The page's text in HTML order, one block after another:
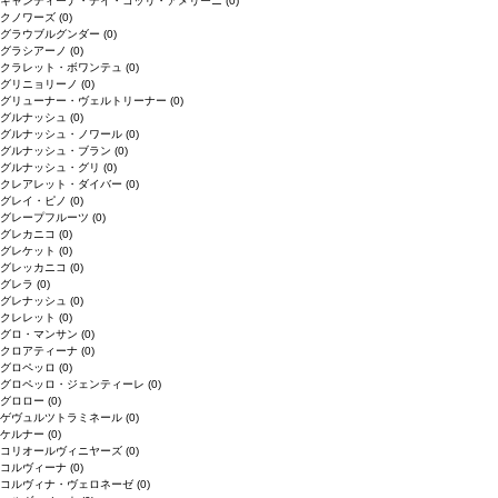
クノワーズ (0)
グラウブルグンダー (0)
グラシアーノ (0)
クラレット・ボワンテュ (0)
グリニョリーノ (0)
グリューナー・ヴェルトリーナー (0)
グルナッシュ (0)
グルナッシュ・ノワール (0)
グルナッシュ・ブラン (0)
グルナッシュ・グリ (0)
クレアレット・ダイバー (0)
グレイ・ピノ (0)
グレープフルーツ (0)
グレカニコ (0)
グレケット (0)
グレッカニコ (0)
グレラ (0)
グレナッシュ (0)
クレレット (0)
グロ・マンサン (0)
クロアティーナ (0)
グロペッロ (0)
グロペッロ・ジェンティーレ (0)
グロロー (0)
ゲヴュルツトラミネール (0)
ケルナー (0)
コリオールヴィニヤーズ (0)
コルヴィーナ (0)
コルヴィナ・ヴェロネーゼ (0)